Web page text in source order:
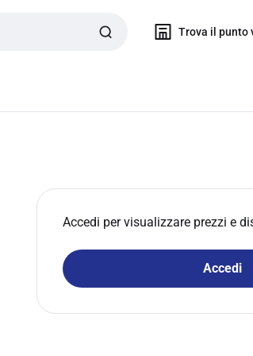
Trova il punto
Accedi per visualizzare prezzi e
Accedi